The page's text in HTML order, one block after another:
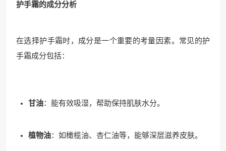
护手霜的成分分析
在选择护手霜时，成分是一个重要的考量因素。常见的护
手霜成分包括：
甘油：能有效吸湿，帮助保持肌肤水分。
植物油：如橄榄油、杏仁油等，能够深层滋养皮肤。